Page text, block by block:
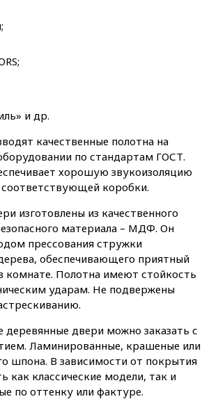
и др.
качественные полотна на
по стандартам ГОСТ.
хорошую звукоизоляцию
соответствующей коробки.
изготовлены из качественного
материала – МДФ. Он
прессования стружки
обеспечивающего приятный
комнате. Полотна имеют стойкость
ударам. Не подвержены
двери можно заказать с
Ламинированные, крашеные или
шпона. В зависимости от покрытия
как классические модели, так и
по оттенку или фактуре.